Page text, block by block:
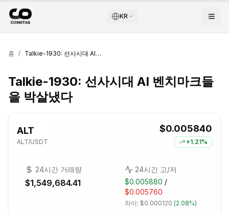
KR
홈 / Talkie-1930: 선사시대 AI 벤치마크들을 박살냈다
Talkie-1930: 선사시대 AI 벤치마크들
을 박살냈다
ALT
ALT/USDT
$0.005840
+1.21%
24시간 거래량
$1,549,684.41
24시간 고/저
$0.005880 /
$0.005760
차이: $0.000120 (2.08%)